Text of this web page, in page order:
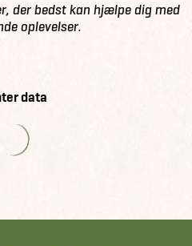
der bedst kan hjælpe dig med
oplevelser.
data